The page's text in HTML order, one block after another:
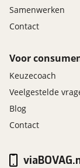
Samenwerken
Contact
Voor
Keuzecoach
Veelgestelde
Blog
Contact